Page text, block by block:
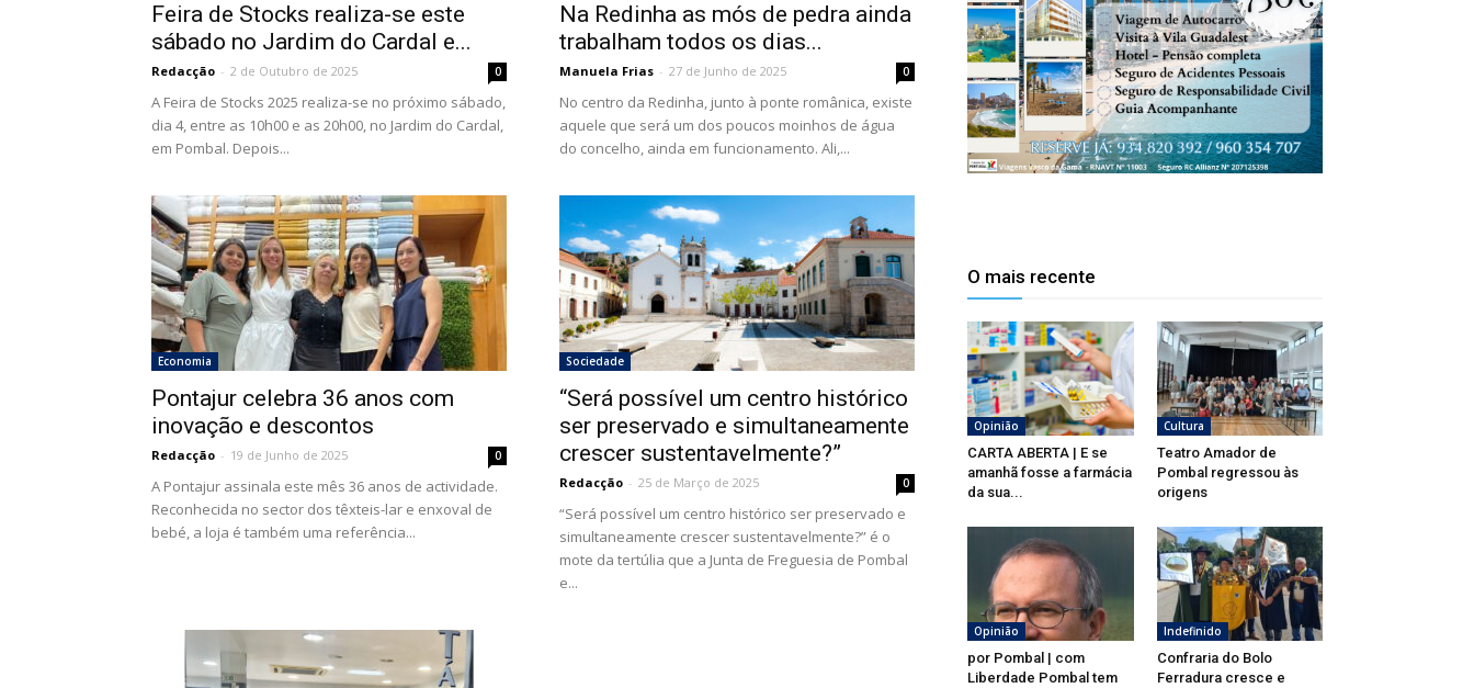
Feira de Stocks realiza-se este
sábado no Jardim do Cardal e...
Redacção - 2 de Outubro de 2025 0
A Feira de Stocks 2025 realiza-se no próximo sábado,
dia 4, entre as 10h00 e as 20h00, no Jardim do Cardal,
em Pombal. Depois...
Na Redinha as mós de pedra ainda
trabalham todos os dias...
Manuela Frias - 27 de Junho de 2025 0
No centro da Redinha, junto à ponte românica, existe
aquele que será um dos poucos moinhos de água
do concelho, ainda em funcionamento. Ali,...
Economia
Pontajur celebra 36 anos com
inovação e descontos
Redacção - 19 de Junho de 2025 0
A Pontajur assinala este mês 36 anos de actividade.
Reconhecida no sector dos têxteis-lar e enxoval de
bebé, a loja é também uma referência...
Sociedade
“Será possível um centro histórico
ser preservado e simultaneamente
crescer sustentavelmente?”
Redacção - 25 de Março de 2025 0
“Será possível um centro histórico ser preservado e
simultaneamente crescer sustentavelmente?” é o
mote da tertúlia que a Junta de Freguesia de Pombal
e...
O mais recente
Opinião
CARTA ABERTA | E se
amanhã fosse a farmácia
da sua...
Cultura
Teatro Amador de
Pombal regressou às
origens
Opinião
por Pombal | com
Liberdade Pombal tem
Indefinido
Confraria do Bolo
Ferradura cresce e